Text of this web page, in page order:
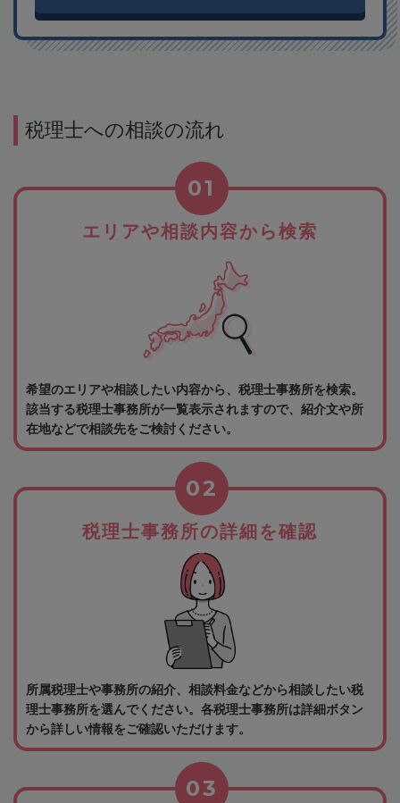
税理士への相談の流れ
エリアや相談内容から検索
01
希望のエリアや相談したい内容から、税理士事務所を検索。
該当する税理士事務所が一覧表示されますので、紹介文や所
在地などで相談先をご検討ください。
税理士事務所の詳細を確認
02
所属税理士や事務所の紹介、相談料金などから相談したい税
理士事務所を選んでください。各税理士事務所は詳細ボタン
から詳しい情報をご確認いただけます。
03